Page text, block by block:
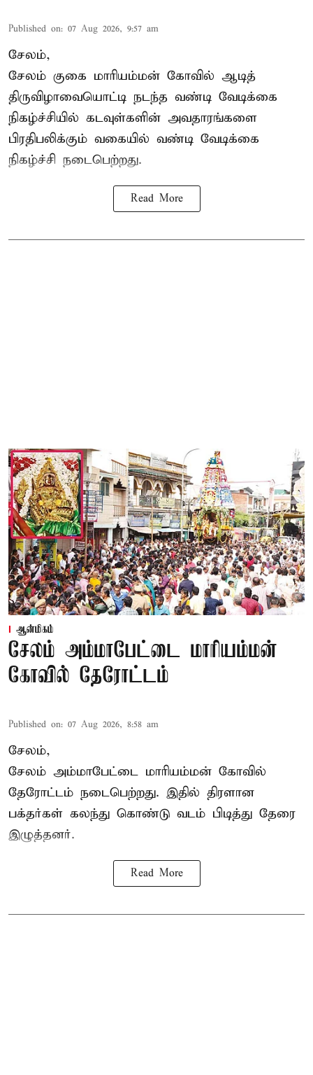
Published on: 07 Aug 2026, 9:57 am
சேலம்,
சேலம் குகை மாரியம்மன் கோவில் ஆடித்
திருவிழாவையொட்டி நடந்த வண்டி வேடிக்கை
நிகழ்ச்சியில் கடவுள்களின் அவதாரங்களை
பிரதிபலிக்கும் வகையில் வண்டி வேடிக்கை
நிகழ்ச்சி நடைபெற்றது.
Read More
ஆன்மிகம்
சேலம் அம்மாபேட்டை மாரியம்மன்
கோவில் தேரோட்டம்
Published on: 07 Aug 2026, 8:58 am
சேலம்,
சேலம் அம்மாபேட்டை மாரியம்மன் கோவில்
தேரோட்டம் நடைபெற்றது. இதில் திரளான
பக்தர்கள் கலந்து கொண்டு வடம் பிடித்து தேரை
இழுத்தனர்.
Read More